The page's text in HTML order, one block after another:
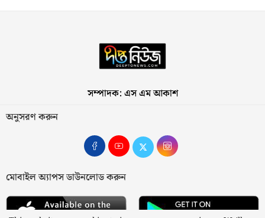
সম্পাদক: এস এম আকাশ
অনুসরণ করুন
মোবাইল অ্যাপস ডাউনলোড করুন